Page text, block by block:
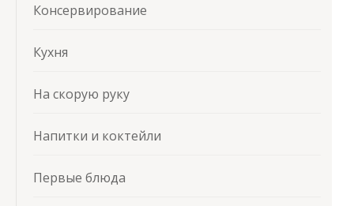
Консервирование
Кухня
На скорую руку
Напитки и коктейли
Первые блюда